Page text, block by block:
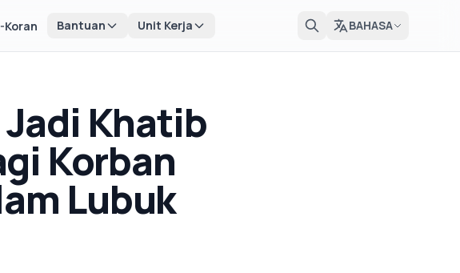
Koran Bantuan Unit Kerja BAHASA
Khatib
Korban
Lubuk